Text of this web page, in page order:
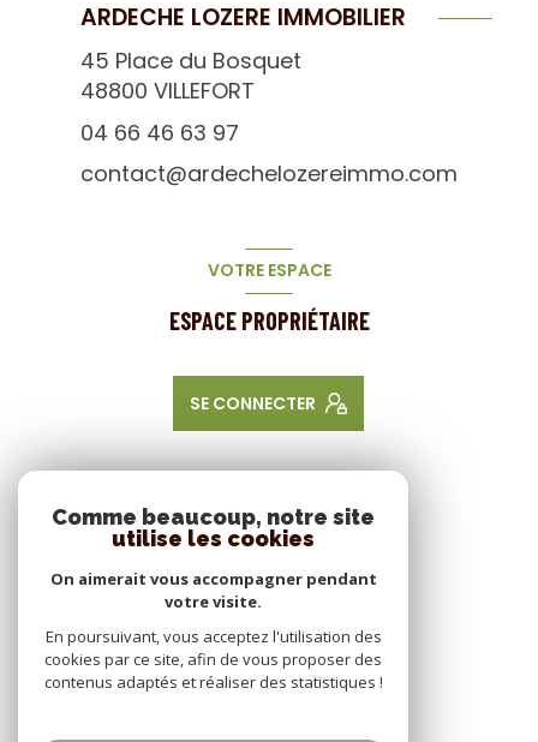
ARDECHE LOZERE IMMOBILIER
45 Place du Bosquet
48800 VILLEFORT
04 66 46 63 97
contact@ardechelozereimmo.com
VOTRE ESPACE
ESPACE PROPRIÉTAIRE
SE CONNECTER
NOUS SUIVRE
Comme beaucoup, notre site
utilise les cookies
On aimerait vous accompagner pendant
votre visite.
En poursuivant, vous acceptez l'utilisation des
cookies par ce site, afin de vous proposer des
contenus adaptés et réaliser des statistiques !